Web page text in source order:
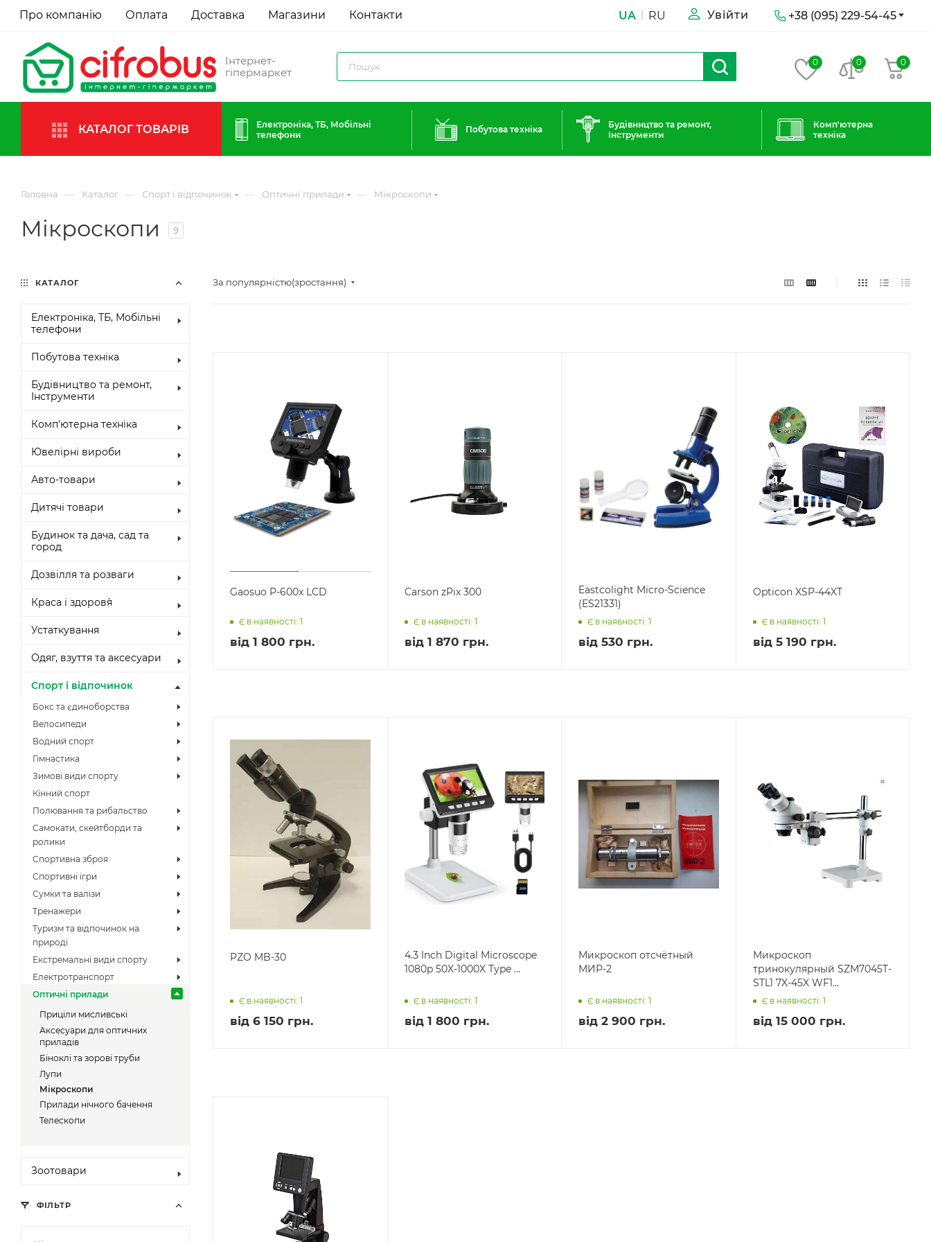
Про компанію Оплата Доставка Магазини Контакти UA RU Увійти +38 (095) 229-54-45
Інтернет-
гіпермаркет
0
0 0
Електроніка, ТБ, Мобільні
телефони
Побутова техніка
Будівництво та ремонт,
Інструменти
Комп'ютерна
техніка
КАТАЛОГ ТОВАРІВ
Головна — Каталог — Спорт і відпочинок — Оптичні прилади — Мікроскопи
Мікроскопи 9
За популярністю(зростання)
Gaosuo P-600x LCD
Є в наявності: 1
від 1 800 грн.
Carson zPix 300
Є в наявності: 1
від 1 870 грн.
Eastcolight Micro-Science
(ES21331)
Є в наявності: 1
від 530 грн.
Opticon XSP-44XT
Є в наявності: 1
від 5 190 грн.
PZO MB-30
Є в наявності: 1
від 6 150 грн.
4.3 Inch Digital Microscope
1080p 50X-1000X Type ...
Є в наявності: 1
від 1 800 грн.
Микроскоп отсчётный
МИР-2
Є в наявності: 1
від 2 900 грн.
Микроскоп
тринокулярный SZM7045T-
STL1 7X-45X WF1...
Є в наявності: 1
від 15 000 грн.
КАТАЛОГ
Електроніка, ТБ, Мобільні
телефони
Побутова техніка
Будівництво та ремонт,
Інструменти
Комп'ютерна техніка
Ювелірні вироби
Авто-товари
Дитячі товари
Будинок та дача, сад та
город
Дозвілля та розваги
Краса і здоров`я
Устаткування
Одяг, взуття та аксесуари
Спорт і відпочинок
Бокс та єдиноборства
Велосипеди
Водний спорт
Гімнастика
Зимові види спорту
Кінний спорт
Полювання та рибальство
Самокати, скейтборди та
ролики
Спортивна зброя
Спортивні ігри
Сумки та валізи
Тренажери
Туризм та відпочинок на
природі
Екстремальні види спорту
Електротранспорт
Оптичні прилади
Приціли мисливські
Аксесуари для оптичних
приладів
Біноклі та зорові труби
Лупи
Мікроскопи
Прилади нічного бачення
Телескопи
Зоотовари
ФІЛЬТР